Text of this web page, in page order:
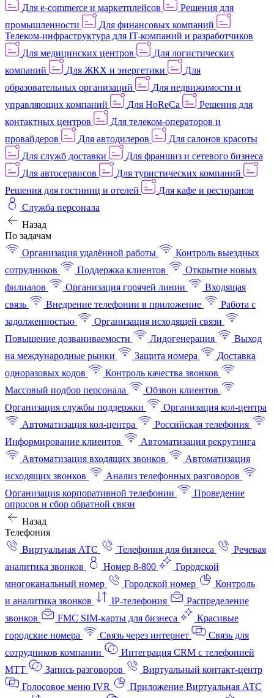
Для e-commerce и маркетплейсов
Решения для
промышленности
Для финансовых компаний
Телеком-инфраструктура для IT-компаний и разработчиков
Для медицинских центров
Для логистических
компаний
Для ЖКХ и энергетики
Для
образовательных организаций
Для недвижимости и
управляющих компаний
Для HoReCa
Решения для
контактных центров
Для телеком-операторов и
провайдеров
Для автодилеров
Для салонов красоты
Для служб доставки
Для франшиз и сетевого бизнеса
Для автосервисов
Для туристических компаний
Решения для гостиниц и отелей
Для кафе и ресторанов
Служба персонала
Назад
По задачам
Организация удалённой работы
Контроль выездных
сотрудников
Поддержка клиентов
Открытие новых
филиалов
Организация горячей линии
Входящая
связь
Внедрение телефонии в приложение
Работа с
задолженностью
Организация исходящей связи
Повышение дозваниваемости
Лидогенерация
Выход
на международные рынки
Защита номера
Доставка
одноразовых кодов
Контроль качества звонков
Массовый подбор персонала
Обзвон клиентов
Организация службы поддержки
Организация кол-центра
Автоматизация кол-центра
Российская телефония
Информирование клиентов
Автоматизация рекрутинга
Автоматизация входящих звонков
Автоматизация
исходящих звонков
Анализ телефонных разговоров
Организация корпоративной телефонии
Проведение
опросов и сбор обратной связи
Назад
Телефония
Виртуальная АТС
Телефония для бизнеса
Речевая
аналитика звонков
Номер 8-800
Городской
многоканальный номер
Городской номер
Контроль
и аналитика звонков
IP-телефония
Распределение
звонков
FMC SIM-карты для бизнеса
Красивые
городские номера
Связь через интернет
Связь для
сотрудников компании
Интеграция CRM с телефонией
МТТ
Запись разговоров
Виртуальный контакт‑центр
Голосовое меню IVR
Приложение Виртуальная АТС